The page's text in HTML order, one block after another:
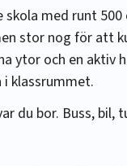
med runt
stor nog för att
ytor och en aktiv
klassrummet.
du bor. Buss, bil,